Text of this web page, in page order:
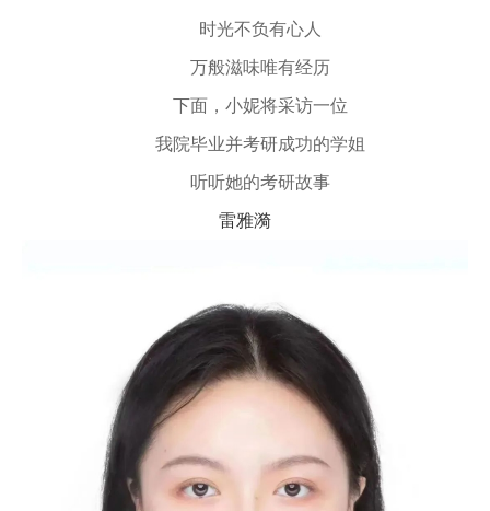
时光不负有心人
万般滋味唯有经历
下面，小妮将采访一位
我院毕业并考研成功的学姐
听听她的考研故事
雷雅漪